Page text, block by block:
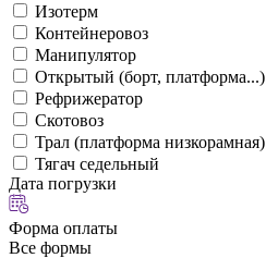
Изотерм
Контейнеровоз
Манипулятор
Открытый (борт, платформа...)
Рефрижератор
Скотовоз
Трал (платформа низкорамная)
Тягач седельный
Дата погрузки
Форма оплаты
Все формы